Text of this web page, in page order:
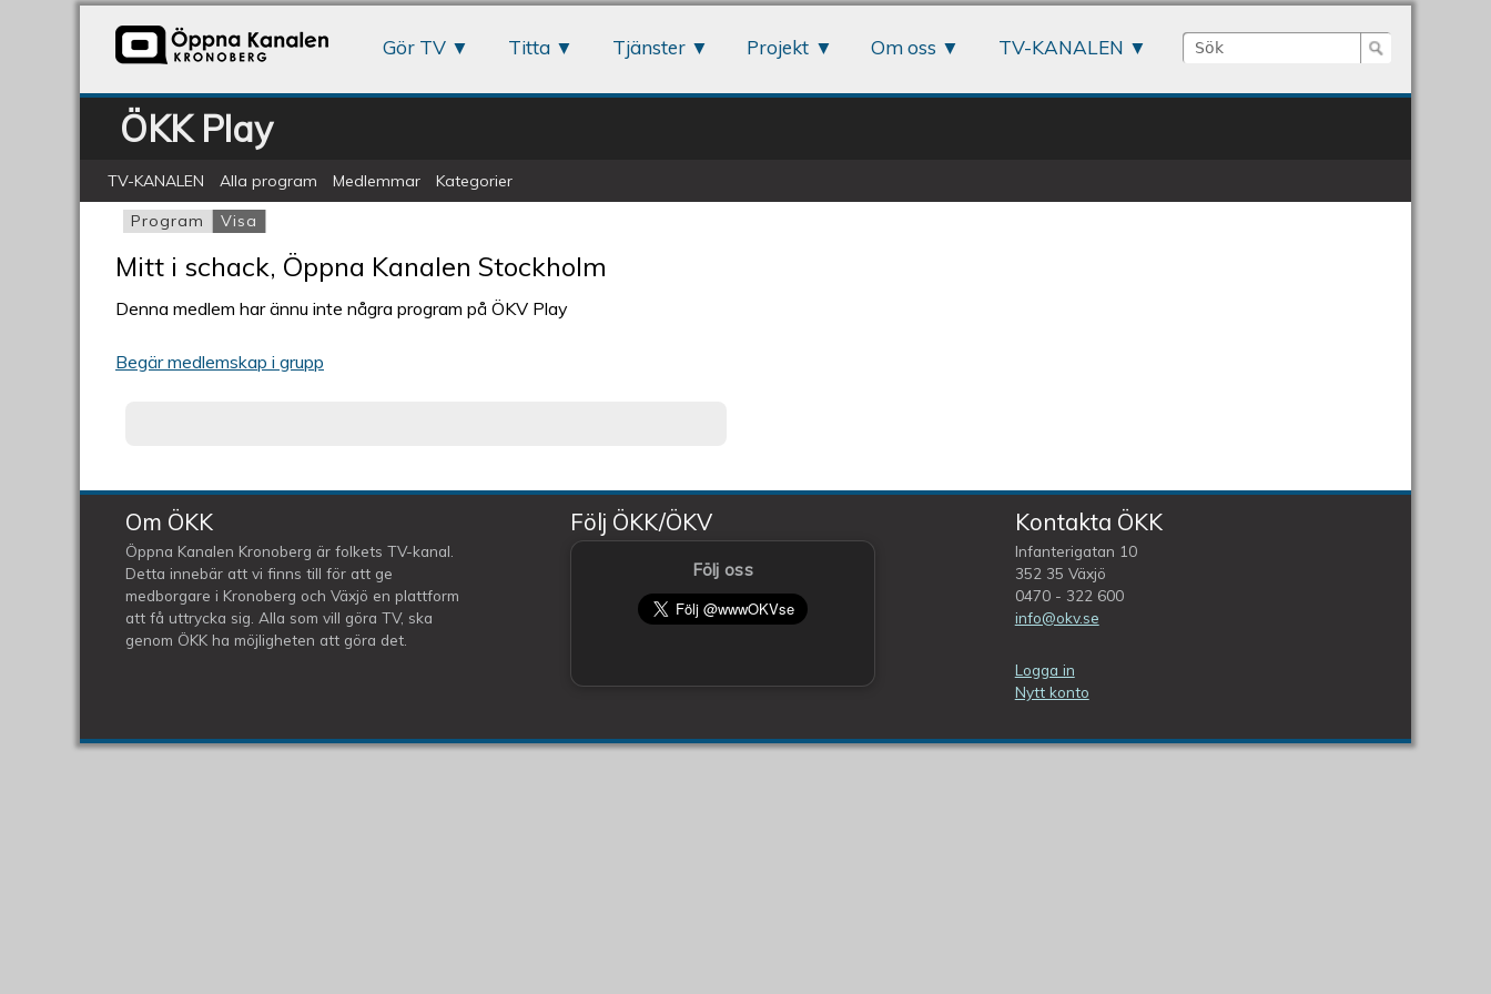
Sökformulär
Sök
Gör TV Titta Tjänster Projekt Om oss TV-KANALEN
ÖKK Play
TV-KANALEN Alla program Medlemmar Kategorier
Primära flikar
Program Visa
Mitt i schack, Öppna Kanalen Stockholm
Denna medlem har ännu inte några program på ÖKV Play
Begär medlemskap i grupp
Om ÖKK
Öppna Kanalen Kronoberg är folkets TV-kanal.
Detta innebär att vi finns till för att ge
medborgare i Kronoberg och Växjö en plattform
att få uttrycka sig. Alla som vill göra TV, ska
genom ÖKK ha möjligheten att göra det.
Följ ÖKK/ÖKV
Följ oss
Kontakta ÖKK
Infanterigatan 10
352 35 Växjö
0470 - 322 600
info@okv.se
Logga in
Nytt konto